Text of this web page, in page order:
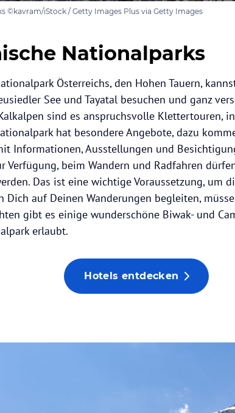
©kavram/iStock / Getty Images Plus via Getty Images
Nationalparks
Österreichs, den Hohen Tauern,
See und Tayatal besuchen und ganz
sind es anspruchsvolle Klettertouren,
hat besondere Angebote, dazu
Informationen, Ausstellungen und
Verfügung, beim Wandern und Radfahren
Das ist eine wichtige Voraussetzung, um
Dich auf Deinen Wanderungen begleiten,
gibt es einige wunderschöne Biwak- und
erlaubt.
Hotels entdecken